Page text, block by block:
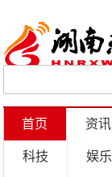
首页 资讯
科技 娱乐